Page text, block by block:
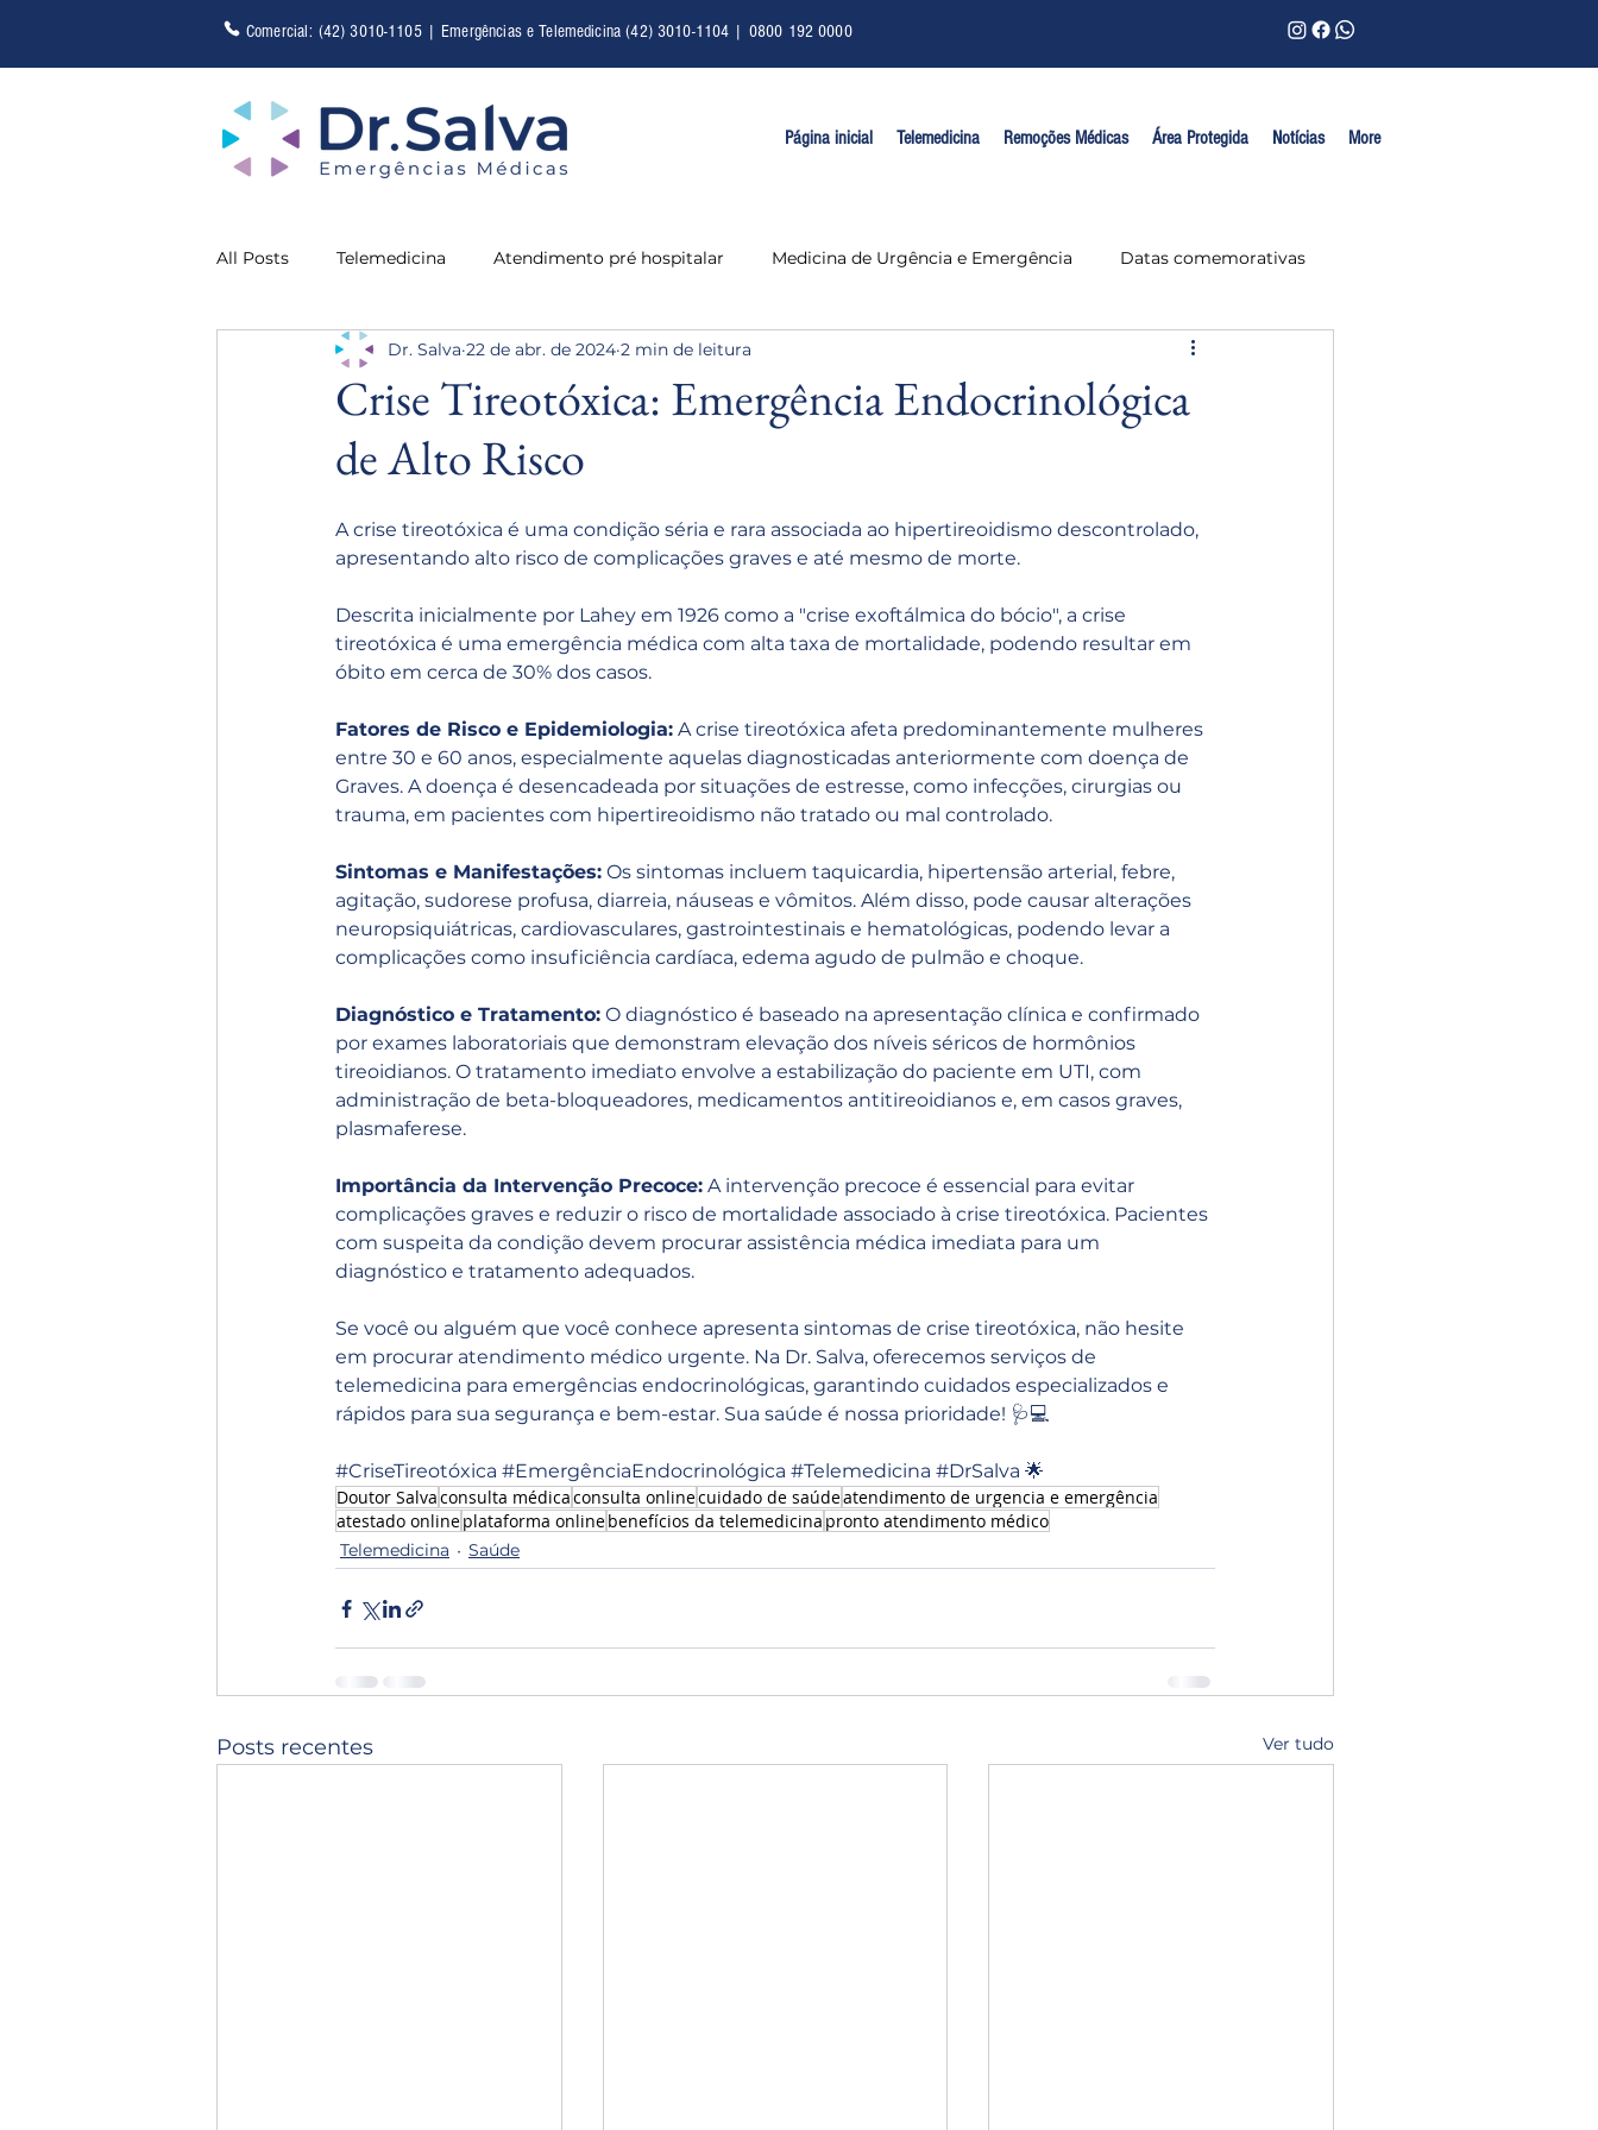
Comercial: (42) 3010-1105 | Emergências e Telemedicina (42) 3010-1104 | 0800 192 0000
Página inicial Telemedicina Remoções Médicas Área Protegida Notícias More
All Posts Telemedicina Atendimento pré hospitalar Medicina de Urgência e Emergência Datas comemorativas
Crise Tireotóxica: Emergência Endocrinológica
de Alto Risco
Dr. Salva 22 de abr. de 2024 2 min de leitura
A crise tireotóxica é uma condição séria e rara associada ao hipertireoidismo descontrolado,
apresentando alto risco de complicações graves e até mesmo de morte.
Descrita inicialmente por Lahey em 1926 como a "crise exoftálmica do bócio", a crise
tireotóxica é uma emergência médica com alta taxa de mortalidade, podendo resultar em
óbito em cerca de 30% dos casos.
Fatores de Risco e Epidemiologia: A crise tireotóxica afeta predominantemente mulheres
entre 30 e 60 anos, especialmente aquelas diagnosticadas anteriormente com doença de
Graves. A doença é desencadeada por situações de estresse, como infecções, cirurgias ou
trauma, em pacientes com hipertireoidismo não tratado ou mal controlado.
Sintomas e Manifestações: Os sintomas incluem taquicardia, hipertensão arterial, febre,
agitação, sudorese profusa, diarreia, náuseas e vômitos. Além disso, pode causar alterações
neuropsiquiátricas, cardiovasculares, gastrointestinais e hematológicas, podendo levar a
complicações como insuficiência cardíaca, edema agudo de pulmão e choque.
Diagnóstico e Tratamento: O diagnóstico é baseado na apresentação clínica e confirmado
por exames laboratoriais que demonstram elevação dos níveis séricos de hormônios
tireoidianos. O tratamento imediato envolve a estabilização do paciente em UTI, com
administração de beta-bloqueadores, medicamentos antitireoidianos e, em casos graves,
plasmaferese.
Importância da Intervenção Precoce: A intervenção precoce é essencial para evitar
complicações graves e reduzir o risco de mortalidade associado à crise tireotóxica. Pacientes
com suspeita da condição devem procurar assistência médica imediata para um
diagnóstico e tratamento adequados.
Se você ou alguém que você conhece apresenta sintomas de crise tireotóxica, não hesite
em procurar atendimento médico urgente. Na Dr. Salva, oferecemos serviços de
telemedicina para emergências endocrinológicas, garantindo cuidados especializados e
rápidos para sua segurança e bem-estar. Sua saúde é nossa prioridade! 🩺💻
#CriseTireotóxica #EmergênciaEndocrinológica #Telemedicina #DrSalva 🌟
Doutor Salvaconsulta médicaconsulta onlinecuidado de saúdeatendimento de urgencia e emergência
atestado onlineplataforma onlinebenefícios da telemedicina pronto atendimento médico
Telemedicina Saúde
Posts recentes Ver tudo